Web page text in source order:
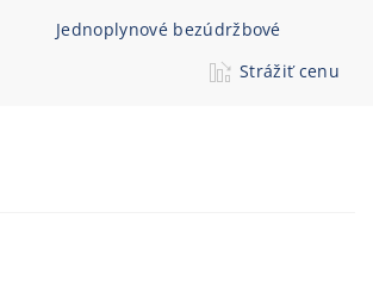
Jednoplynové bezúdržbové
Strážiť cenu